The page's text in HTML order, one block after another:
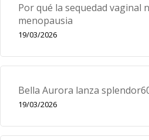
Por qué la sequedad vaginal
menopausia
19/03/2026
Bella Aurora lanza
19/03/2026